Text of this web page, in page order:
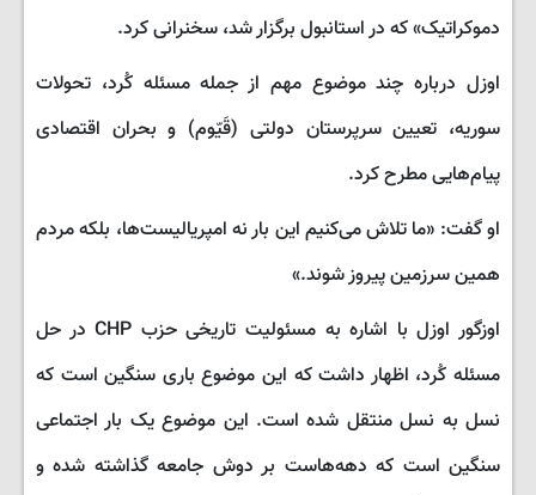
دموکراتیک» که در استانبول برگزار شد، سخنرانی کرد.
اوزل درباره چند موضوع مهم از جمله مسئله کُرد، تحولات
سوریه، تعیین سرپرستان دولتی (قَیّوم) و بحران اقتصادی
پیام‌هایی مطرح کرد.
او گفت: «ما تلاش می‌کنیم این بار نه امپریالیست‌ها، بلکه مردم
همین سرزمین پیروز شوند.»
اوزگور اوزل با اشاره به مسئولیت تاریخی حزب CHP در حل
مسئله کُرد، اظهار داشت که این موضوع باری سنگین است که
نسل به نسل منتقل شده است. این موضوع یک بار اجتماعی
سنگین است که دهه‌هاست بر دوش جامعه گذاشته شده و